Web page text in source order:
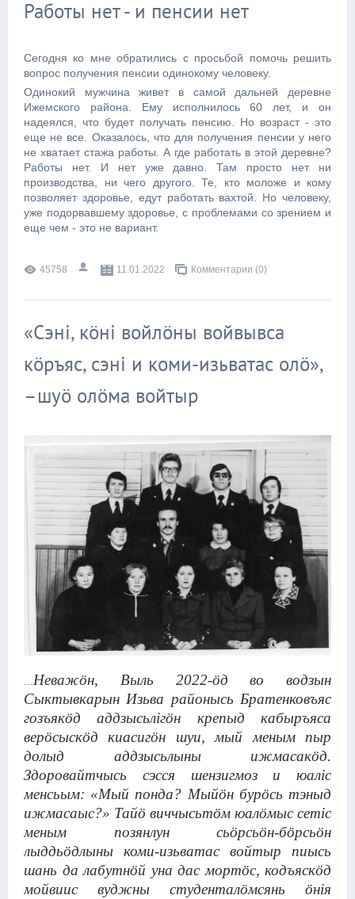
Работы нет - и пенсии нет
Сегодня ко мне обратились с просьбой помочь решить
вопрос получения пенсии одинокому человеку.
Одинокий мужчина живет в самой дальней деревне
Ижемского района. Ему исполнилось 60 лет, и он
надеялся, что будет получать пенсию. Но возраст - это
еще не все. Оказалось, что для получения пенсии у него
не хватает стажа работы. А где работать в этой деревне?
Работы нет. И нет уже давно. Там просто нет ни
производства, ни чего другого. Те, кто моложе и кому
позволяет здоровье, едут работать вахтой. Но человеку,
уже подорвавшему здоровье, с проблемами со зрением и
еще чем - это не вариант.
45758 11.01.2022 Комментарии (0)
«Сэні, кӧні войлӧны войвывса
кӧръяс, сэні и коми-изьватас олӧ»,
–шуӧ олӧма войтыр
...Неважӧн, Выль 2022-ӧд во водзын
Сыктывкарын Изьва районысь Братенковъяс
гозъякӧд аддзысьлігӧн крепыд кабыръяса
верӧсыскӧд киасигӧн шуи, мый меным пыр
долыд аддзысьлыны ижмасакӧд.
Здоровайтчысь сэсся шензигмоз и юаліс
менсьым: «Мый понда? Мыйӧн бурӧсь тэныд
ижмасаыс?» Тайӧ виччысьтӧм юалӧмыс сетіс
меным позянлун сьӧрсьӧн-бӧрсьӧн
лыддьӧдлыны коми-изьватас войтыр пиысь
шань да лабутнӧй уна дас мортӧс, кодъяскӧд
мойвиис вуджны студенталӧмсянь ӧнiя